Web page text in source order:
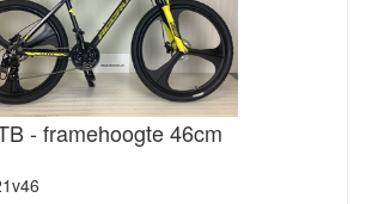
- framehoogte 46cm